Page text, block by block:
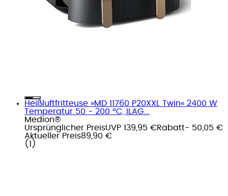
Heißluftfritteuse »MD 11760 P20XXL Twin« 2400 W
Temperatur 50 - 200 °C, ILAG...
Medion®
Ursprünglicher PreisUVP 139,95 €Rabatt- 50,05 €
Aktueller Preis89,90 €
( 1 )